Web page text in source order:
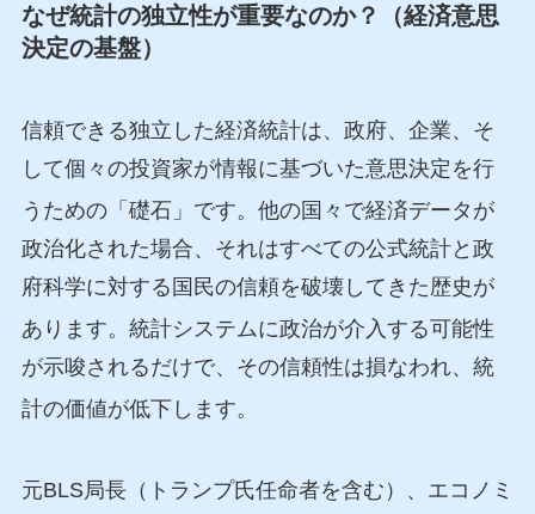
なぜ統計の独立性が重要なのか？（経済意思
決定の基盤）
信頼できる独立した経済統計は、政府、企業、そ
して個々の投資家が情報に基づいた意思決定を行
うための「礎石」です。他の国々で経済データが
政治化された場合、それはすべての公式統計と政
府科学に対する国民の信頼を破壊してきた歴史が
あります。統計システムに政治が介入する可能性
が示唆されるだけで、その信頼性は損なわれ、統
計の価値が低下します。
元BLS局長（トランプ氏任命者を含む）、エコノミ